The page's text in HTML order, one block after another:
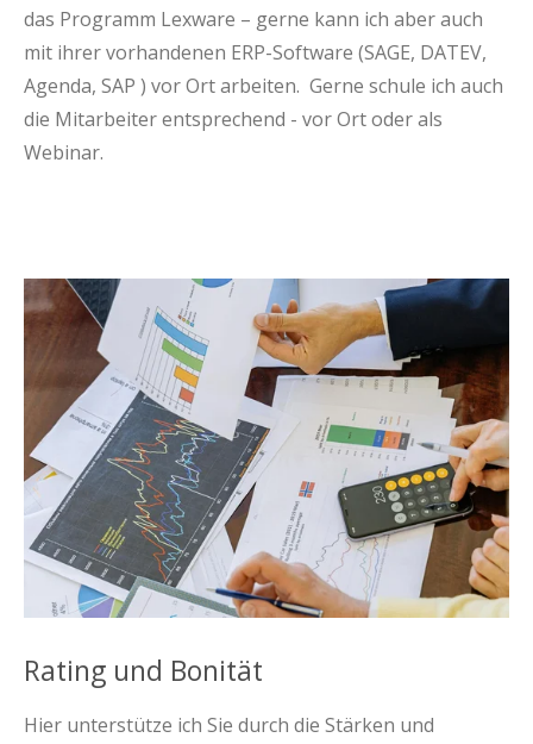
das Programm Lexware – gerne kann ich aber auch
mit ihrer vorhandenen ERP-Software (SAGE, DATEV,
Agenda, SAP ) vor Ort arbeiten. Gerne schule ich auch
die Mitarbeiter entsprechend - vor Ort oder als
Webinar.
Rating und Bonität
Hier unterstütze ich Sie durch die Stärken und